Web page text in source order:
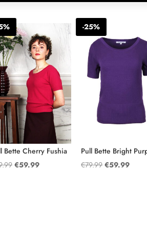
Bette Cherry Fushia
Oorspronkelijke
€59.99Huidige
-25%
Pull Bette Bright
€79.99 €59.99